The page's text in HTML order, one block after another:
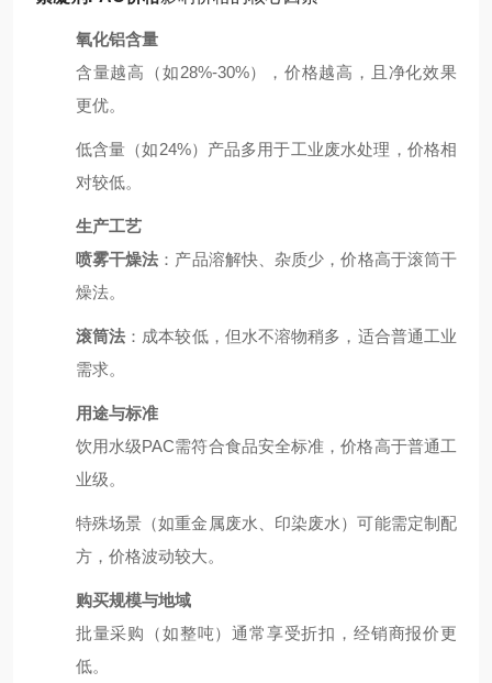
氧化铝含量
含量越高（如28%-30%），价格越高，且净化效果
更优。
低含量（如24%）产品多用于工业废水处理，价格相
对较低。
生产工艺
喷雾干燥法 ：产品溶解快、杂质少，价格高于滚筒干
燥法。
滚筒法 ：成本较低，但水不溶物稍多，适合普通工业
需求。
用途与标准
饮用水级PAC需符合食品安全标准，价格高于普通工
业级。
特殊场景（如重金属废水、印染废水）可能需定制配
方，价格波动较大。
购买规模与地域
批量采购（如整吨）通常享受折扣，经销商报价更
低。